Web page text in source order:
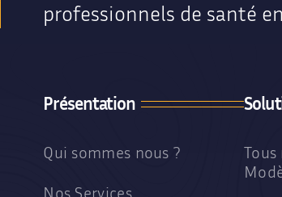
professionnels de santé
Présentation
Qui sommes nous ?
Nos Services
Tous